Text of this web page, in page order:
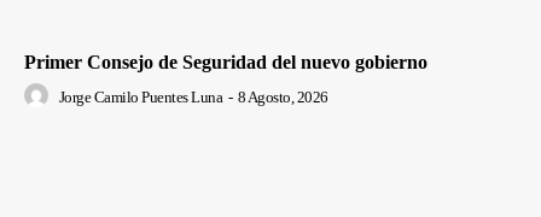
Primer Consejo de Seguridad del nuevo gobierno
Jorge Camilo Puentes Luna - 8 Agosto, 2026